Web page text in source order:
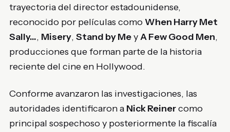
trayectoria del director estadounidense,
reconocido por películas comoWhen Harry Met
Sally…, Misery, Stand by MeyA Few Good Men,
producciones que forman parte de la historia
reciente del cine en Hollywood.
Conforme avanzaron las investigaciones, las
autoridades identificaron a Nick Reinercomo
principal sospechoso y posteriormente la fiscalía